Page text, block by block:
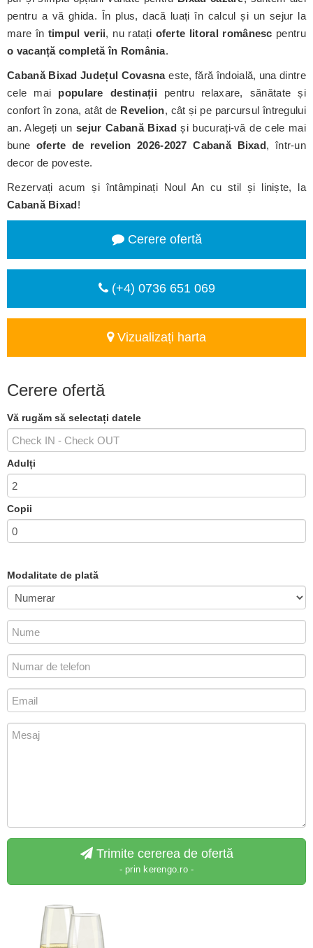
pentru a vă ghida. În plus, dacă luați în calcul și un sejur la
mare în timpul verii, nu ratați oferte litoral românesc pentru
o vacanță completă în România.
Cabană Bixad Județul Covasnaeste, fără îndoială, una dintre
cele mai populare destinații pentru relaxare, sănătate și
confort în zona, atât de Revelion, cât și pe parcursul întregului
an. Alegeți unsejur Cabană Bixadși bucurați-vă de cele mai
bune oferte de revelion 2026-2027 Cabană Bixad, într-un
decor de poveste.
Rezervați acum și întâmpinați Noul An cu stil și liniște, la
Cabană Bixad!
Cerere ofertă
(+4) 0736 651 069
Vizualizați harta
Cerere ofertă
Vă rugăm să selectați datele
Adulți
Copii
Modalitate de plată
Trimite cererea de ofertă
- prin kerengo.ro -